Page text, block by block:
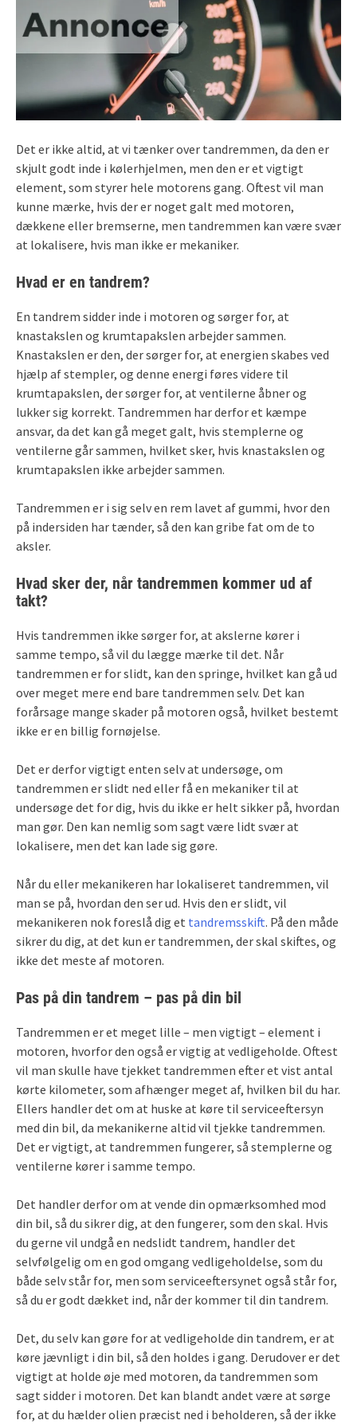
Det er ikke altid, at vi tænker over tandremmen, da den er
skjult godt inde i kølerhjelmen, men den er et vigtigt
element, som styrer hele motorens gang. Oftest vil man
kunne mærke, hvis der er noget galt med motoren,
dækkene eller bremserne, men tandremmen kan være svær
at lokalisere, hvis man ikke er mekaniker.
Hvad er en tandrem?
En tandrem sidder inde i motoren og sørger for, at
knastakslen og krumtapakslen arbejder sammen.
Knastakslen er den, der sørger for, at energien skabes ved
hjælp af stempler, og denne energi føres videre til
krumtapakslen, der sørger for, at ventilerne åbner og
lukker sig korrekt. Tandremmen har derfor et kæmpe
ansvar, da det kan gå meget galt, hvis stemplerne og
ventilerne går sammen, hvilket sker, hvis knastakslen og
krumtapakslen ikke arbejder sammen.
Tandremmen er i sig selv en rem lavet af gummi, hvor den
på indersiden har tænder, så den kan gribe fat om de to
aksler.
Hvad sker der, når tandremmen kommer ud af
takt?
Hvis tandremmen ikke sørger for, at akslerne kører i
samme tempo, så vil du lægge mærke til det. Når
tandremmen er for slidt, kan den springe, hvilket kan gå ud
over meget mere end bare tandremmen selv. Det kan
forårsage mange skader på motoren også, hvilket bestemt
ikke er en billig fornøjelse.
Det er derfor vigtigt enten selv at undersøge, om
tandremmen er slidt ned eller få en mekaniker til at
undersøge det for dig, hvis du ikke er helt sikker på, hvordan
man gør. Den kan nemlig som sagt være lidt svær at
lokalisere, men det kan lade sig gøre.
Når du eller mekanikeren har lokaliseret tandremmen, vil
man se på, hvordan den ser ud. Hvis den er slidt, vil
mekanikeren nok foreslå dig et tandremsskift. På den måde
sikrer du dig, at det kun er tandremmen, der skal skiftes, og
ikke det meste af motoren.
Pas på din tandrem – pas på din bil
Tandremmen er et meget lille – men vigtigt – element i
motoren, hvorfor den også er vigtig at vedligeholde. Oftest
vil man skulle have tjekket tandremmen efter et vist antal
kørte kilometer, som afhænger meget af, hvilken bil du har.
Ellers handler det om at huske at køre til serviceeftersyn
med din bil, da mekanikerne altid vil tjekke tandremmen.
Det er vigtigt, at tandremmen fungerer, så stemplerne og
ventilerne kører i samme tempo.
Det handler derfor om at vende din opmærksomhed mod
din bil, så du sikrer dig, at den fungerer, som den skal. Hvis
du gerne vil undgå en nedslidt tandrem, handler det
selvfølgelig om en god omgang vedligeholdelse, som du
både selv står for, men som serviceeftersynet også står for,
så du er godt dækket ind, når der kommer til din tandrem.
Det, du selv kan gøre for at vedligeholde din tandrem, er at
køre jævnligt i din bil, så den holdes i gang. Derudover er det
vigtigt at holde øje med motoren, da tandremmen som
sagt sidder i motoren. Det kan blandt andet være at sørge
for, at du hælder olien præcist ned i beholderen, så der ikke